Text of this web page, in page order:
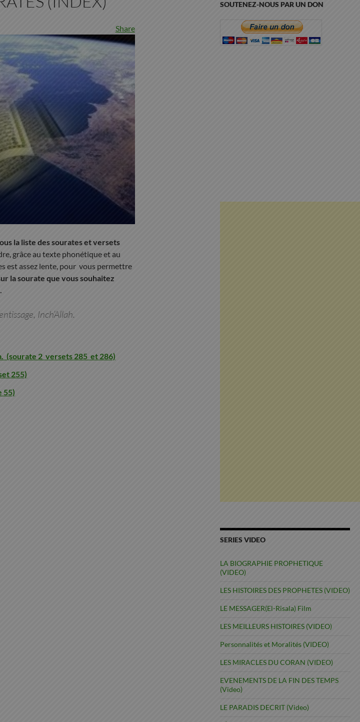
Share
la liste des sourates et versets
grâce au texte phonétique et au
est assez lente, pour vous permettre
la sourate que vous souhaitez
Inch’Allah.
(sourate 2 versets 285 et 286)
255)
55)
SOUTENEZ-NOUS PAR UN DON
SERIES VIDEO
LA BIOGRAPHIE PROPHETIQUE
(VIDEO)
LES HISTOIRES DES PROPHETES (VIDEO)
LE MESSAGER(El-Risala) Film
LES MEILLEURS HISTOIRES (VIDEO)
Personnalités et Moralités (VIDEO)
LES MIRACLES DU CORAN (VIDEO)
EVENEMENTS DE LA FIN DES TEMPS
(Video)
LE PARADIS DECRIT (Video)